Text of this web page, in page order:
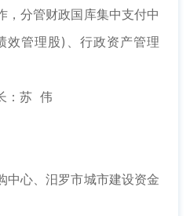
，分管财政国库集中支付中
效管理股)、行政资产管理
：苏 伟
中心、汨罗市城市建设资金